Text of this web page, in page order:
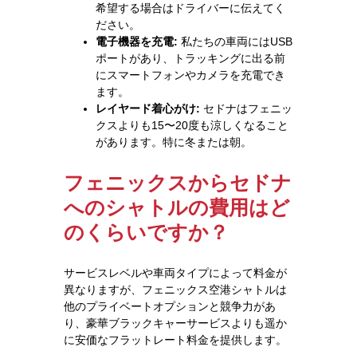
希望する場合はドライバーに伝えてく
ださい。
電子機器を充電: 私たちの車両にはUSB
ポートがあり、トラッキングに出る前
にスマートフォンやカメラを充電でき
ます。
レイヤード着心がけ: セドナはフェニッ
クスよりも15〜20度も涼しくなること
があります。特に冬または朝。
フェニックスからセドナ
へのシャトルの費用はど
のくらいですか？
サービスレベルや車両タイプによって料金が
異なりますが、フェニックス空港シャトルは
他のプライベートオプションと競争力があ
り、豪華ブラックキャーサービスよりも遥か
に安価なフラットレート料金を提供します。